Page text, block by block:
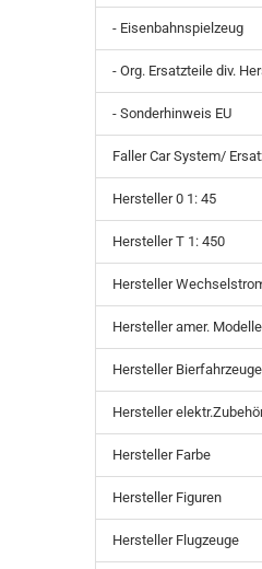
- Eisenbahnspielzeug
- Org. Ersatzteile div.
- Sonderhinweis EU
Faller Car System/
Hersteller 0 1: 45
Hersteller T 1: 450
Hersteller
Hersteller amer. Modelle
Hersteller
Hersteller
Hersteller Farbe
Hersteller Figuren
Hersteller Flugzeuge